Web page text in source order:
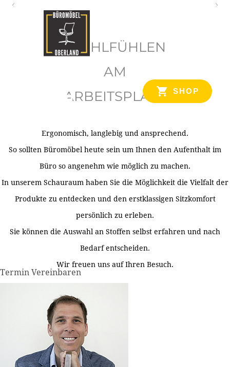
SHOP
WOHLFÜHLEN
AM
ARBEITSPLATZ
Ergonomisch, langlebig und ansprechend.
So sollten Büromöbel heute sein um Ihnen den Aufenthalt im
Büro so angenehm wie möglich zu machen.
In unserem Schauraum haben Sie die Möglichkeit die Vielfalt der
Produkte zu entdecken und den erstklassigen Sitzkomfort
persönlich zu erleben.
Sie können die Auswahl an Stoffen selbst erfahren und nach
Bedarf entscheiden.
Wir freuen uns auf Ihren Besuch.
Termin Vereinbaren